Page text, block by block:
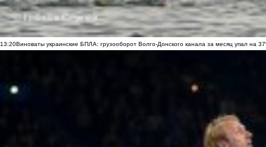
13:20Виноваты украинские БПЛА: грузооборот Волго-Донского канала за месяц упал на